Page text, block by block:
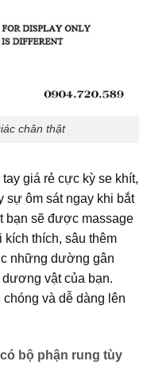
chân thật
giá rẻ cực kỳ se khít,
sự ôm sát ngay khi bắt
bạn sẽ được massage
kích thích, sâu thêm
những dường gân
vật của bạn.
và dễ dàng lên
bộ phận rung tùy